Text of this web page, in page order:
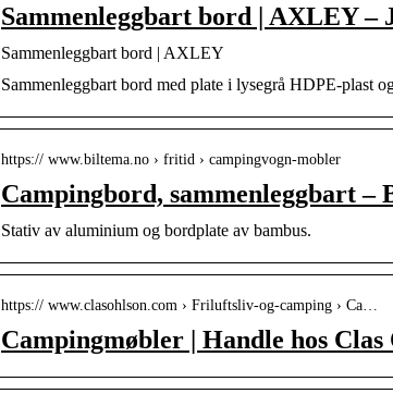
Sammenleggbart bord | AXLEY –
Sammenleggbart bord | AXLEY
Sammenleggbart bord med plate i lysegrå HDPE-plast
https:// www.biltema.no › fritid › campingvogn-mobler
Campingbord, sammenleggbart –
Stativ av aluminium og bordplate av bambus.
https:// www.clasohlson.com › Friluftsliv-og-camping › Ca…
Campingmøbler | Handle hos Clas